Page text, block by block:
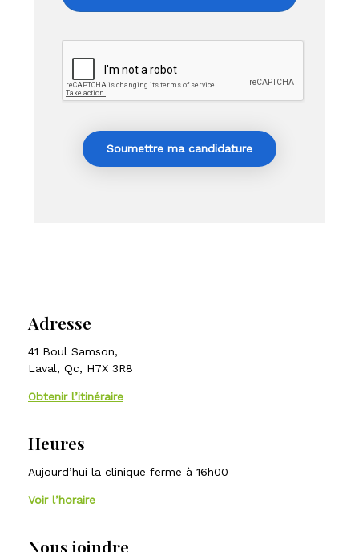
Soumettre ma candidature
Adresse
41 Boul Samson,
Laval, Qc, H7X 3R8
Obtenir l’itinéraire
Heures
Aujourd’hui la clinique ferme à 16h00
Voir l’horaire
Nous joindre